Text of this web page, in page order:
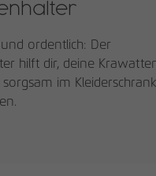
ordentlich: Der
hilft dir, deine
im Kleiderschrank